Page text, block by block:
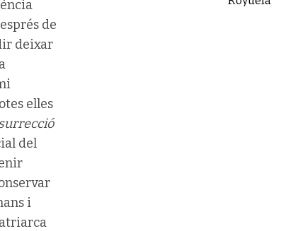
de
deixar
elles
del
i